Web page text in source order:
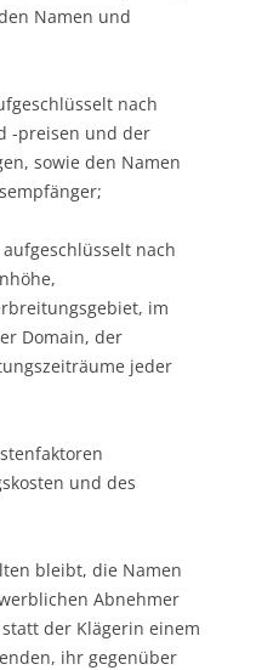
Namen und
nach
-preisen und der
sowie den Namen
nach
im
Domain, der
jeder
und des
bleibt, die Namen
Abnehmer
der Klägerin einem
ihr gegenüber